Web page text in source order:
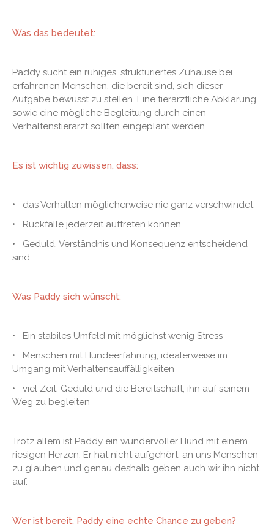
Was das bedeutet:
Paddy sucht ein ruhiges, strukturiertes Zuhause bei
erfahrenen Menschen, die bereit sind, sich dieser
Aufgabe bewusst zu stellen. Eine tierärztliche Abklärung
sowie eine mögliche Begleitung durch einen
Verhaltenstierarzt sollten eingeplant werden.
Es ist wichtig zuwissen, dass:
• das Verhalten möglicherweise nie ganz verschwindet
• Rückfälle jederzeit auftreten können
• Geduld, Verständnis und Konsequenz entscheidend
sind
Was Paddy sich wünscht:
• Ein stabiles Umfeld mit möglichst wenig Stress
• Menschen mit Hundeerfahrung, idealerweise im
Umgang mit Verhaltensauffälligkeiten
• viel Zeit, Geduld und die Bereitschaft, ihn auf seinem
Weg zu begleiten
Trotz allem ist Paddy ein wundervoller Hund mit einem
riesigen Herzen. Er hat nicht aufgehört, an uns Menschen
zu glauben und genau deshalb geben auch wir ihn nicht
auf.
Wer ist bereit, Paddy eine echte Chance zu geben?